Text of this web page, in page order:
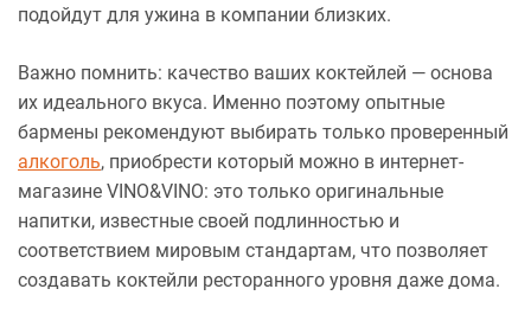
подойдут для ужина в компании близких.
Важно помнить: качество ваших коктейлей — основа
их идеального вкуса. Именно поэтому опытные
бармены рекомендуют выбирать только проверенный
алкоголь, приобрести который можно в интернет-
магазине VINO&VINO: это только оригинальные
напитки, известные своей подлинностью и
соответствием мировым стандартам, что позволяет
создавать коктейли ресторанного уровня даже дома.